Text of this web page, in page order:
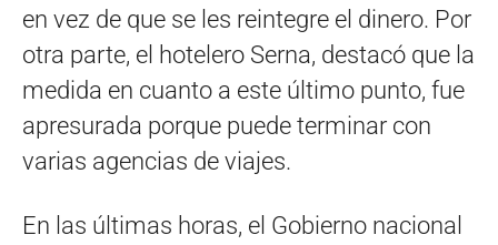
en vez de que se les reintegre el dinero. Por
otra parte, el hotelero Serna, destacó que la
medida en cuanto a este último punto, fue
apresurada porque puede terminar con
varias agencias de viajes.
En las últimas horas, el Gobierno nacional